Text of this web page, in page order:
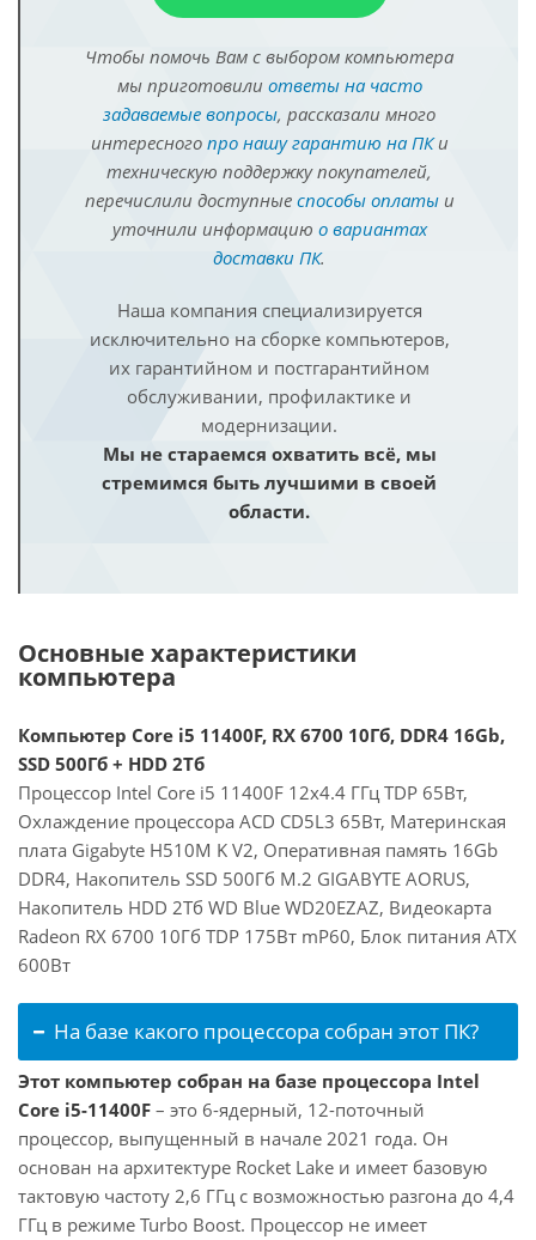
Чтобы помочь Вам с выбором компьютера
мы приготовили ответы на часто
задаваемые вопросы, рассказали много
интересного про нашу гарантию на ПКи
техническую поддержку покупателей,
перечислили доступные способы оплатыи
уточнили информацию о вариантах
доставки ПК.
Наша компания специализируется
исключительно на сборке компьютеров,
их гарантийном и постгарантийном
обслуживании, профилактике и
модернизации.
Мы не стараемся охватить всё, мы
стремимся быть лучшими в своей
области.
Основные характеристики
компьютера
Компьютер Core i5 11400F, RX 6700 10Гб, DDR4 16Gb,
SSD 500Гб + HDD 2Тб
Процессор Intel Core i5 11400F 12x4.4 ГГц TDP 65Вт,
Охлаждение процессора ACD CD5L3 65Вт, Материнская
плата Gigabyte H510M K V2, Оперативная память 16Gb
DDR4, Накопитель SSD 500Гб M.2 GIGABYTE AORUS,
Накопитель HDD 2Тб WD Blue WD20EZAZ, Видеокарта
Radeon RX 6700 10Гб TDP 175Вт mP60, Блок питания ATX
600Вт
На базе какого процессора собран этот ПК?
Этот компьютер собран на базе процессора Intel
Core i5-11400F – это 6-ядерный, 12-поточный
процессор, выпущенный в начале 2021 года. Он
основан на архитектуре Rocket Lake и имеет базовую
тактовую частоту 2,6 ГГц с возможностью разгона до 4,4
ГГц в режиме Turbo Boost. Процессор не имеет